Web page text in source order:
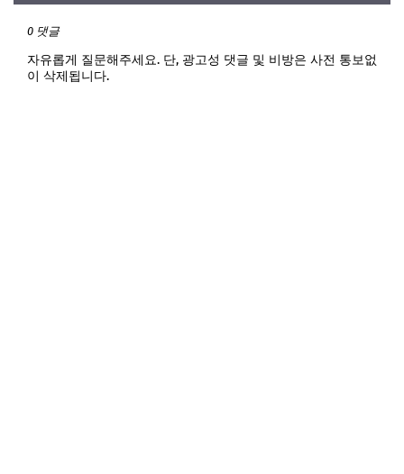
0 댓글
자유롭게 질문해주세요. 단, 광고성 댓글 및 비방은 사전 통보없
이 삭제됩니다.